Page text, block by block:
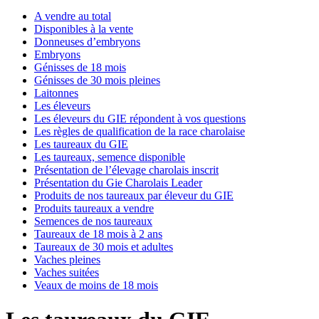
A vendre au total
Disponibles à la vente
Donneuses d’embryons
Embryons
Génisses de 18 mois
Génisses de 30 mois pleines
Laitonnes
Les éleveurs
Les éleveurs du GIE répondent à vos questions
Les règles de qualification de la race charolaise
Les taureaux du GIE
Les taureaux, semence disponible
Présentation de l’élevage charolais inscrit
Présentation du Gie Charolais Leader
Produits de nos taureaux par éleveur du GIE
Produits taureaux a vendre
Semences de nos taureaux
Taureaux de 18 mois à 2 ans
Taureaux de 30 mois et adultes
Vaches pleines
Vaches suitées
Veaux de moins de 18 mois